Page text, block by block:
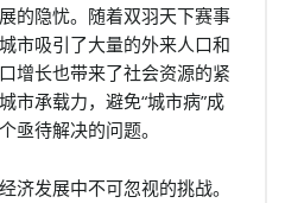
的隐忧。随着双羽天下赛事
市吸引了大量的外来人口和
增长也带来了社会资源的紧
市承载力，避免“城市病”成
亟待解决的问题。
济发展中不可忽视的挑战。